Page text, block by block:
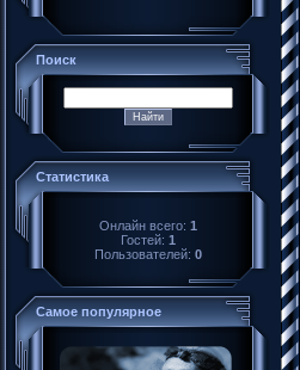
Поиск
Статистика
Онлайн всего: 1
Гостей: 1
Пользователей: 0
Самое популярное